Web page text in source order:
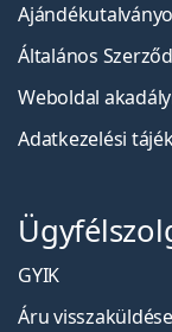
Általános
Weboldal
Adatkezelési
GYIK
Áru